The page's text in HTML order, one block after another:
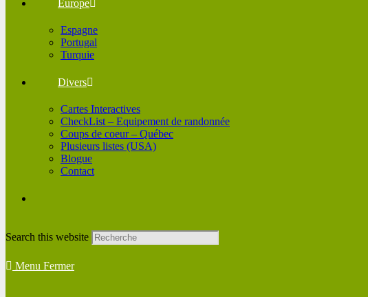
Europe
Espagne
Portugal
Turquie
Divers
Cartes Interactives
CheckList – Equipement de randonnée
Coups de coeur – Québec
Plusieurs listes (USA)
Blogue
Contact
Search this website
Menu Fermer